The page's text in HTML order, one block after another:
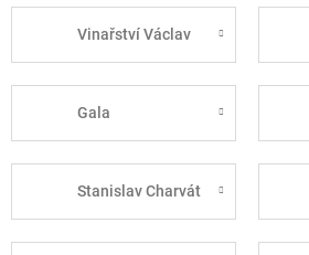
Vinařství Václav
Gala
Stanislav Charvát